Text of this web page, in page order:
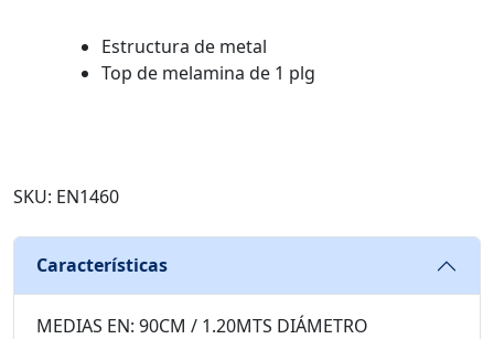
Estructura de metal
Top de melamina de 1 plg
SKU: EN1460
Características
MEDIAS EN: 90CM / 1.20MTS DIÁMETRO